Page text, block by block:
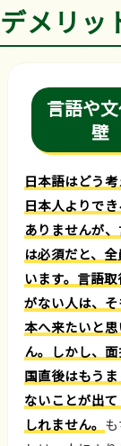
デメリッ
言語や
壁
日本語はどう考
日本人よりで
ありませんが
は必須だと、全
います。言語
がない人は、
本へ来たいと
ん。しかし、
国直後はもう
ないことが出
しれません。